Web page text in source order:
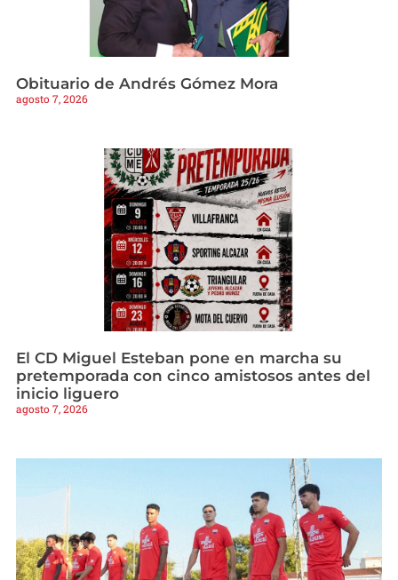
Obituario de Andrés Gómez Mora
agosto 7, 2026
El CD Miguel Esteban pone en marcha su
pretemporada con cinco amistosos antes del
inicio liguero
agosto 7, 2026